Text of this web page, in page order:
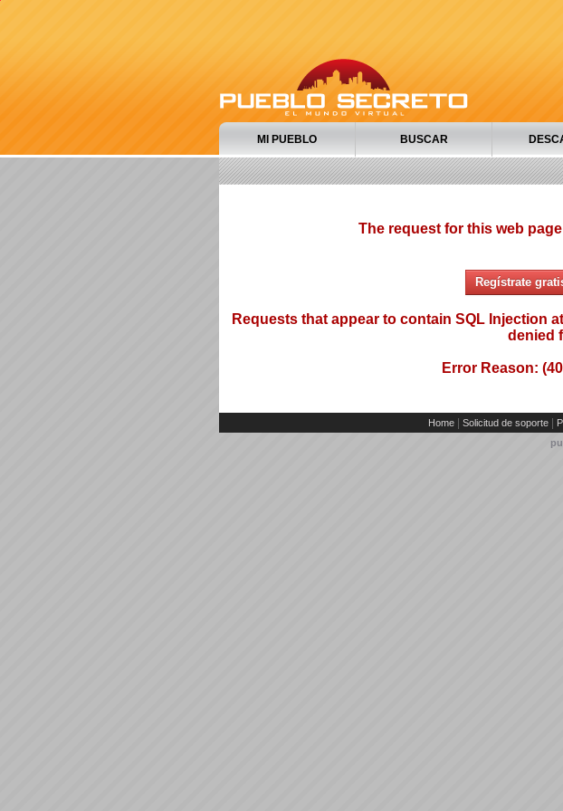
MI PUEBLO BUSCAR
The request for this web
Regístrate
Requests that appear to contain SQL Injection
denied
Error Reason:
Home Solicitud de soporte